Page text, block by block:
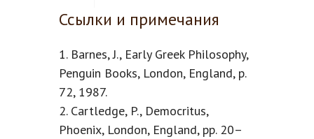
Ссылки и примечания
1. Barnes, J., Early Greek Philosophy,
Penguin Books, London, England, p.
72, 1987.
2. Cartledge, P., Democritus,
Phoenix, London, England, pp. 20–